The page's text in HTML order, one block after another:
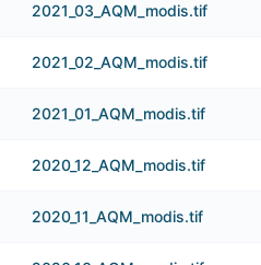
2021_03_AQM_modis.tif
2021_02_AQM_modis.tif
2021_01_AQM_modis.tif
2020_12_AQM_modis.tif
2020_11_AQM_modis.tif